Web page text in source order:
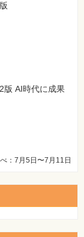
版 AI時代に成果
：7月5日〜7月11日